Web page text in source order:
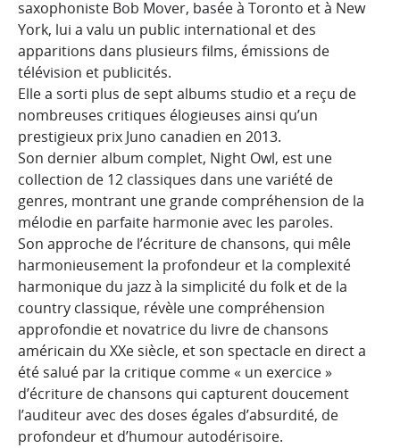
saxophoniste Bob Mover, basée à Toronto et à New
York, lui a valu un public international et des
apparitions dans plusieurs films, émissions de
télévision et publicités.
Elle a sorti plus de sept albums studio et a reçu de
nombreuses critiques élogieuses ainsi qu’un
prestigieux prix Juno canadien en 2013.
Son dernier album complet, Night Owl, est une
collection de 12 classiques dans une variété de
genres, montrant une grande compréhension de la
mélodie en parfaite harmonie avec les paroles.
Son approche de l’écriture de chansons, qui mêle
harmonieusement la profondeur et la complexité
harmonique du jazz à la simplicité du folk et de la
country classique, révèle une compréhension
approfondie et novatrice du livre de chansons
américain du XXe siècle, et son spectacle en direct a
été salué par la critique comme « un exercice »
d’écriture de chansons qui capturent doucement
l’auditeur avec des doses égales d’absurdité, de
profondeur et d’humour autodérisoire.